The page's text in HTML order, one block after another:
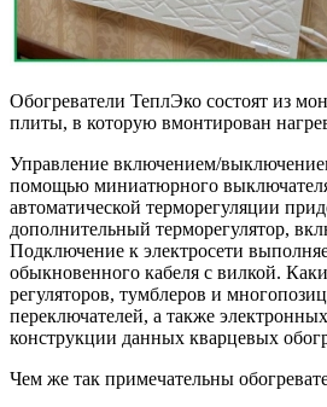
Обогреватели ТеплЭко состоят из
плиты, в которую вмонтирован
Управление включением/
помощью миниатюрного
автоматической терморегуляции
дополнительный терморегулятор,
Подключение к электросети
обыкновенного кабеля с вилкой.
регуляторов, тумблеров и
переключателей, а также
конструкции данных кварцевых
Чем же так примечательны